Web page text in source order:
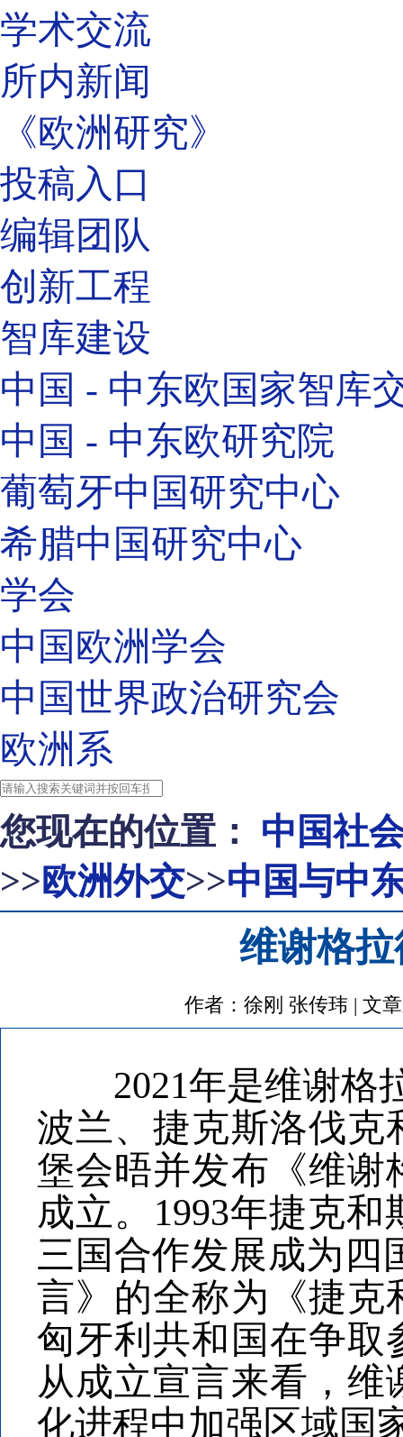
学术交流
所内新闻
《欧洲研究》
投稿入口
编辑团队
创新工程
智库建设
中国 - 中东欧国家智库
中国 - 中东欧研究院
葡萄牙中国研究中心
希腊中国研究中心
学会
中国欧洲学会
中国世界政治研究会
欧洲系
您现在的位置： 中国社
>>欧洲外交>>中国与中
维谢格
作者：徐刚 张传玮 | 文
2021年是维谢格拉
波兰、捷克斯洛伐克
堡会晤并发布《维谢
成立。1993年捷克
三国合作发展成为四
言》的全称为《捷克
匈牙利共和国在争取
从成立宣言来看，
化进程中加强区域国